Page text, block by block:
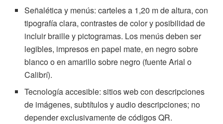
Señalética y menús: carteles a 1,20 m de altura, con
tipografía clara, contrastes de color y posibilidad de
incluir braille y pictogramas. Los menús deben ser
legibles, impresos en papel mate, en negro sobre
blanco o en amarillo sobre negro (fuente Arial o
Calibrí).
Tecnología accesible: sitios web con descripciones
de imágenes, subtítulos y audio descripciones; no
depender exclusivamente de códigos QR.